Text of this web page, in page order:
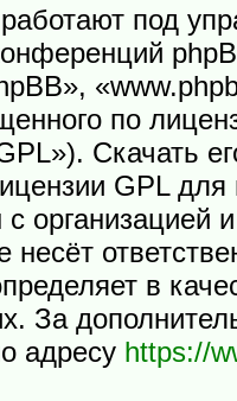
под
по
Скачать
GPL
с
несёт
в
За
адресу https://